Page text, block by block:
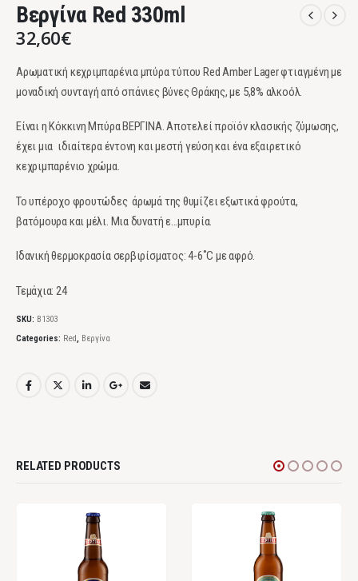
Βεργίνα Red 330ml
32,60€
Αρωματική κεχριμπαρένια μπύρα τύπου Red Amber Lager φτιαγμένη με
μοναδική συνταγή από σπάνιες βύνες Θράκης, με 5,8% αλκοόλ.
Είναι η Κόκκινη Μπύρα ΒΕΡΓΙΝΑ. Αποτελεί προϊόν κλασικής ζύμωσης,
έχει μια ιδιαίτερα έντονη και μεστή γεύση και ένα εξαιρετικό
κεχριμπαρένιο χρώμα.
Το υπέροχο φρουτώδες άρωμά της θυμίζει εξωτικά φρούτα,
βατόμουρα και μέλι. Μια δυνατή ε…μπυρία.
Ιδανική θερμοκρασία σερβιρίσματος: 4-6˚C με αφρό.
Τεμάχια: 24
SKU: Β1303
Categories: Red, Βεργίνα
RELATED PRODUCTS